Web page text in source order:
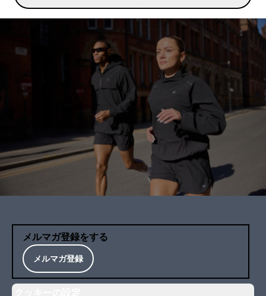
メルマガ登録をする
メルマガ登録